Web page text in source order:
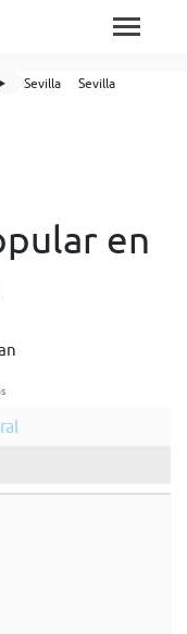
Sevilla
Sevilla
en